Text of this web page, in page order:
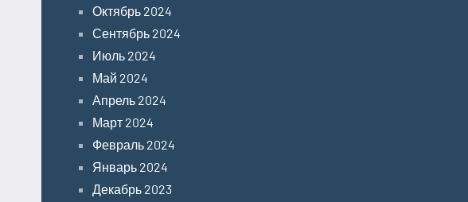
Октябрь 2024
Сентябрь 2024
Июль 2024
Май 2024
Апрель 2024
Март 2024
Февраль 2024
Январь 2024
Декабрь 2023